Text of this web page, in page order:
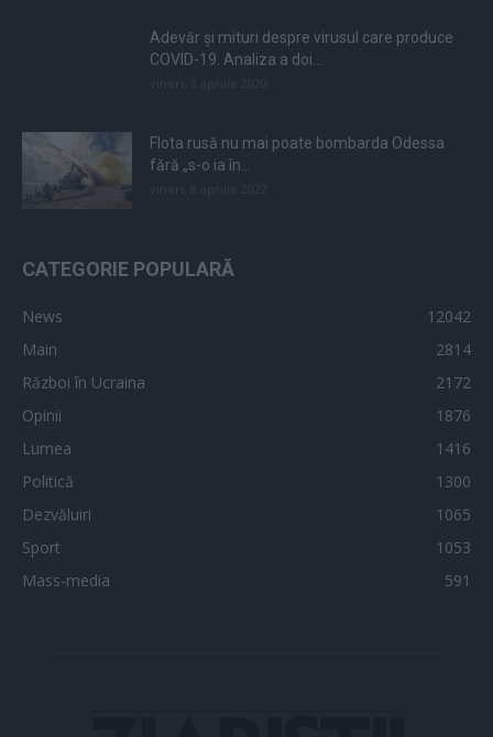
Adevăr și mituri despre virusul care produce
COVID-19. Analiza a doi...
Flota rusă nu mai poate bombarda Odessa
fără „s-o ia în...
CATEGORIE POPULARĂ
News
12042
Main
2814
Război în Ucraina
2172
Opinii
1876
Lumea
1416
Politică
1300
Dezvăluiri
1065
Sport
1053
Mass-media
591